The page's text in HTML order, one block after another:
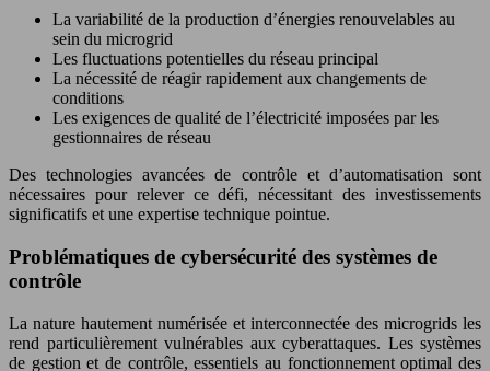
La variabilité de la production d’énergies renouvelables au
sein du microgrid
Les fluctuations potentielles du réseau principal
La nécessité de réagir rapidement aux changements de
conditions
Les exigences de qualité de l’électricité imposées par les
gestionnaires de réseau
Des technologies avancées de contrôle et d’automatisation sont
nécessaires pour relever ce défi, nécessitant des investissements
significatifs et une expertise technique pointue.
Problématiques de cybersécurité des systèmes de
contrôle
La nature hautement numérisée et interconnectée des microgrids les
rend particulièrement vulnérables aux cyberattaques. Les systèmes
de gestion et de contrôle, essentiels au fonctionnement optimal des